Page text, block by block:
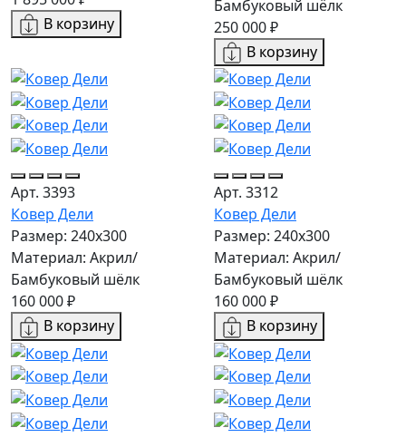
В корзину
Бамбуковый шёлк
250 000 ₽
В корзину
Арт. 3393
Ковер Дели
Размер: 240х300
Материал: Акрил/
Бамбуковый шёлк
160 000 ₽
В корзину
Арт. 3312
Ковер Дели
Размер: 240х300
Материал: Акрил/
Бамбуковый шёлк
160 000 ₽
В корзину